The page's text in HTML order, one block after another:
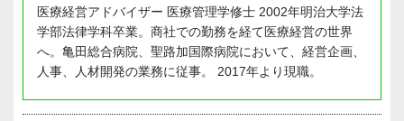
医療経営アドバイザー 医療管理学修士 2002年明治大学法
学部法律学科卒業。商社での勤務を経て医療経営の世界
へ。亀田総合病院、聖路加国際病院において、経営企画、
人事、人材開発の業務に従事。 2017年より現職。